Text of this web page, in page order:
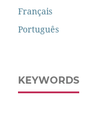
Français
Português
KEYWORDS